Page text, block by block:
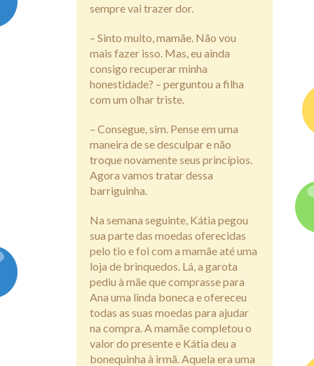
sempre vai trazer dor.
– Sinto muito, mamãe. Não vou
mais fazer isso. Mas, eu ainda
consigo recuperar minha
honestidade? – perguntou a filha
com um olhar triste.
– Consegue, sim. Pense em uma
maneira de se desculpar e não
troque novamente seus princípios.
Agora vamos tratar dessa
barriguinha.
Na semana seguinte, Kátia pegou
sua parte das moedas oferecidas
pelo tio e foi com a mamãe até uma
loja de brinquedos. Lá, a garota
pediu à mãe que comprasse para
Ana uma linda boneca e ofereceu
todas as suas moedas para ajudar
na compra. A mamãe completou o
valor do presente e Kátia deu a
bonequinha à irmã. Aquela era uma